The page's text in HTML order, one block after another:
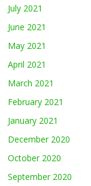
July 2021
June 2021
May 2021
April 2021
March 2021
February 2021
January 2021
December 2020
October 2020
September 2020